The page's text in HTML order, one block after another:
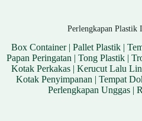
Perlengkapan Plastik
Box Container| Pallet Plastik|
Papan Peringatan |Tong Plastik |
Kotak Perkakas| Kerucut Lalu
Kotak Penyimpanan | Tempat
Perlengkapan Unggas |